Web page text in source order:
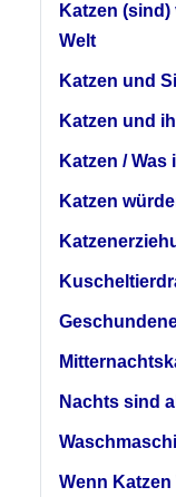
Katzen
Welt
Katzen und
Katzen und
Katzen / Was
Katzen
Nachts sind
Wenn